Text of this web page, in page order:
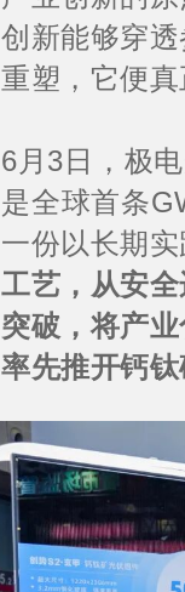
创新能够穿
重塑，它便
6月3日，极
是全球首条
一份以长期
工艺，从安
突破， 将产
率先推开钙